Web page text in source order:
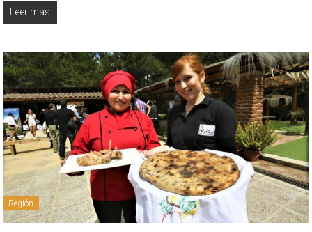
Leer más
Región